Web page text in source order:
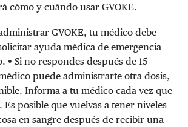
cómo y cuándo usar GVOKE.
GVOKE, tu médico debe
ayuda médica de emergencia
• Si no respondes después de 15
puede administrarte otra dosis,
Informa a tu médico cada vez que
Es posible que vuelvas a tener niveles
en sangre después de recibir una